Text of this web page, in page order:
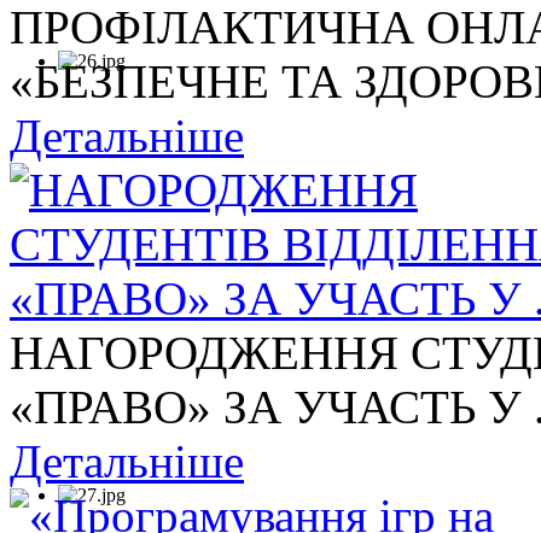
ПРОФІЛАКТИЧНА
«БЕЗПЕЧНЕ ТА
Детальніше
НАГОРОДЖЕННЯ
«ПРАВО» ЗА УЧАСТЬ У
Детальніше